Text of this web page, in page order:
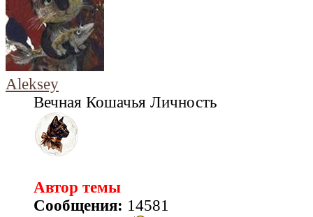
Aleksey
Вечная Кошачья Личность
Автор темы
Сообщения: 14581